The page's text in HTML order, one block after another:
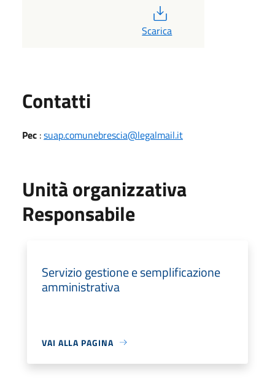
Scarica
Contatti
Pec :suap.comunebrescia@legalmail.it
Unità organizzativa
Responsabile
Servizio gestione e semplificazione
amministrativa
VAI ALLA PAGINA